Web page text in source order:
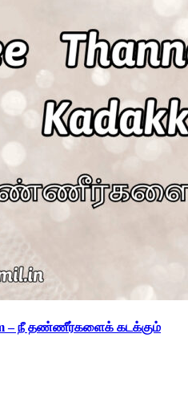
– நீ தண்ணீர்களைக் கடக்கும்